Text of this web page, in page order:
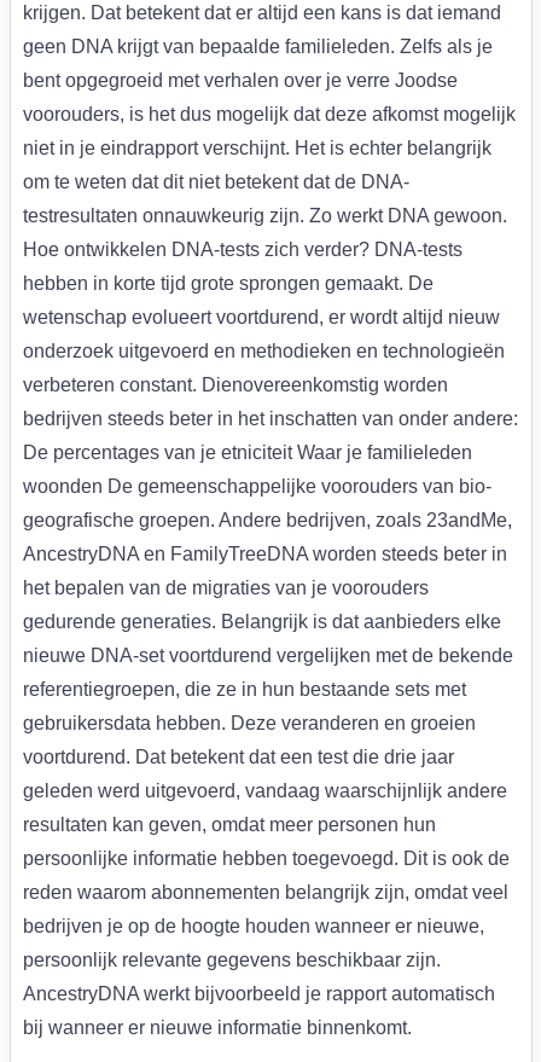
krijgen. Dat betekent dat er altijd een kans is dat iemand
geen DNA krijgt van bepaalde familieleden. Zelfs als je
bent opgegroeid met verhalen over je verre Joodse
voorouders, is het dus mogelijk dat deze afkomst mogelijk
niet in je eindrapport verschijnt. Het is echter belangrijk
om te weten dat dit niet betekent dat de DNA-
testresultaten onnauwkeurig zijn. Zo werkt DNA gewoon.
Hoe ontwikkelen DNA-tests zich verder? DNA-tests
hebben in korte tijd grote sprongen gemaakt. De
wetenschap evolueert voortdurend, er wordt altijd nieuw
onderzoek uitgevoerd en methodieken en technologieën
verbeteren constant. Dienovereenkomstig worden
bedrijven steeds beter in het inschatten van onder andere:
De percentages van je etniciteit Waar je familieleden
woonden De gemeenschappelijke voorouders van bio-
geografische groepen. Andere bedrijven, zoals 23andMe,
AncestryDNA en FamilyTreeDNA worden steeds beter in
het bepalen van de migraties van je voorouders
gedurende generaties. Belangrijk is dat aanbieders elke
nieuwe DNA-set voortdurend vergelijken met de bekende
referentiegroepen, die ze in hun bestaande sets met
gebruikersdata hebben. Deze veranderen en groeien
voortdurend. Dat betekent dat een test die drie jaar
geleden werd uitgevoerd, vandaag waarschijnlijk andere
resultaten kan geven, omdat meer personen hun
persoonlijke informatie hebben toegevoegd. Dit is ook de
reden waarom abonnementen belangrijk zijn, omdat veel
bedrijven je op de hoogte houden wanneer er nieuwe,
persoonlijk relevante gegevens beschikbaar zijn.
AncestryDNA werkt bijvoorbeeld je rapport automatisch
bij wanneer er nieuwe informatie binnenkomt.